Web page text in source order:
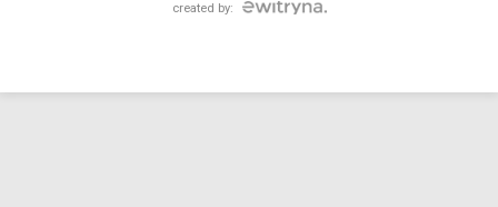
created by: